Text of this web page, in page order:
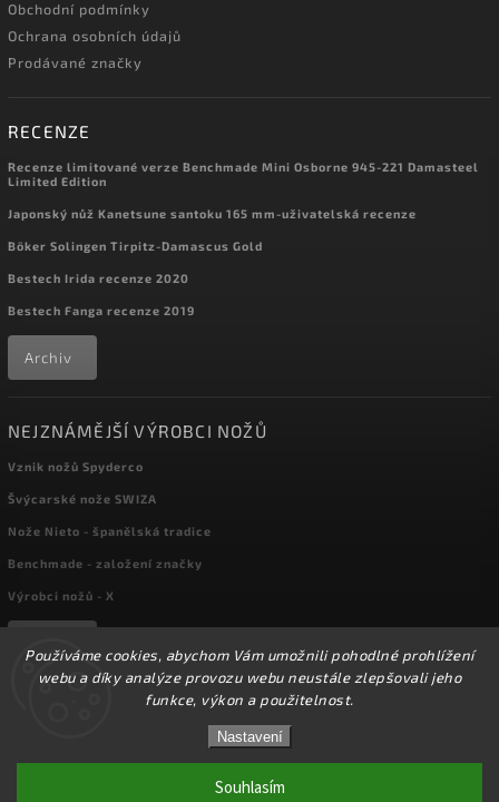
Používáme cookies, abychom Vám umožnili pohodlné prohlížení
webu a díky analýze provozu webu neustále zlepšovali jeho
funkce, výkon a použitelnost.
Nastavení
Souhlasím
☀️Ve dnech 3-14.8 2026 máme zavřeno z důvodu
DOVOLENÉ. Eshop zůstává v provozu, objednávky
budeme zpracovávat v pondělí 17.8.2026. Děkujeme za
pochopení.☀️
Obchodní podmínky
Ochrana osobních údajů
Prodávané značky
RECENZE
Recenze limitované verze Benchmade Mini Osborne 945-221 Damasteel
Limited Edition
Japonský nůž Kanetsune santoku 165 mm-uživatelská recenze
Böker Solingen Tirpitz-Damascus Gold
Bestech Irida recenze 2020
Bestech Fanga recenze 2019
Archiv
NEJZNÁMĚJŠÍ VÝROBCI NOŽŮ
Vznik nožů Spyderco
Švýcarské nože SWIZA
Nože Nieto - španělská tradice
Benchmade - založení značky
Výrobci nožů - X
kapesni-noze.cz
Upravit nastavení cookies